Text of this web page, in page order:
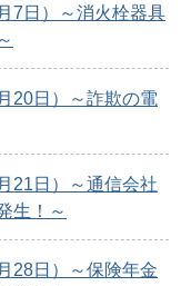
7日）～消火栓器具
20日）～詐欺の電
21日）～通信会社
生！～
28日）～保険年金